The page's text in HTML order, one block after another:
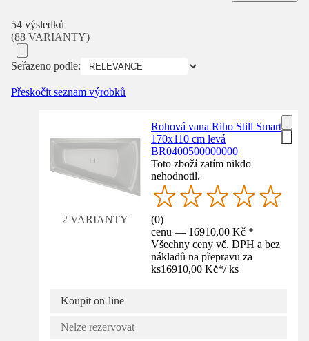
54 výsledků
(88 VARIANTY)
Seřazeno podle:
Přeskočit seznam výrobků
2 VARIANTY
Rohová vana Riho Still Smart
170x110 cm levá
BR0400500000000
Toto zboží zatím nikdo
nehodnotil.
(0)
cenu — 16910,00 Kč *
Všechny ceny vč. DPH a bez
nákladů na přepravu za
ks16910,00 Kč*/ ks
Koupit on-line
Nelze rezervovat